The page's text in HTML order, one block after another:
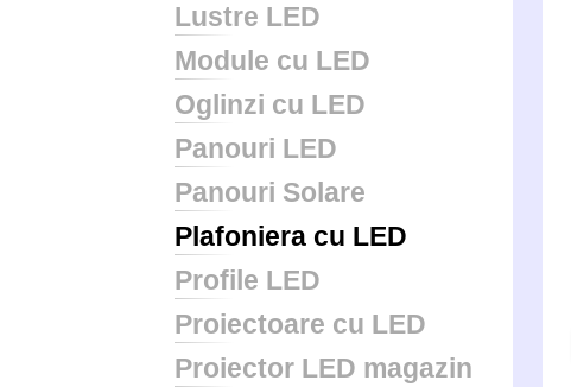
Lustre LED
Module cu LED
Oglinzi cu LED
Panouri LED
Panouri Solare
Plafoniera cu LED
Profile LED
Proiectoare cu LED
Proiector LED magazin